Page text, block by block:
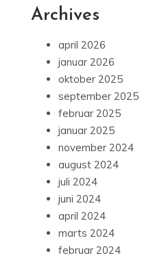
Archives
april 2026
januar 2026
oktober 2025
september 2025
februar 2025
januar 2025
november 2024
august 2024
juli 2024
juni 2024
april 2024
marts 2024
februar 2024